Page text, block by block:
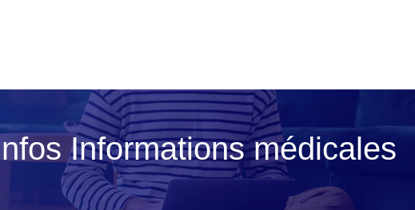
Infor­ma­tions médicales